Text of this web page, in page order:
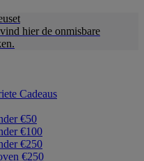
hier de onmisbare
Cadeaus
€50
€100
€250
€250